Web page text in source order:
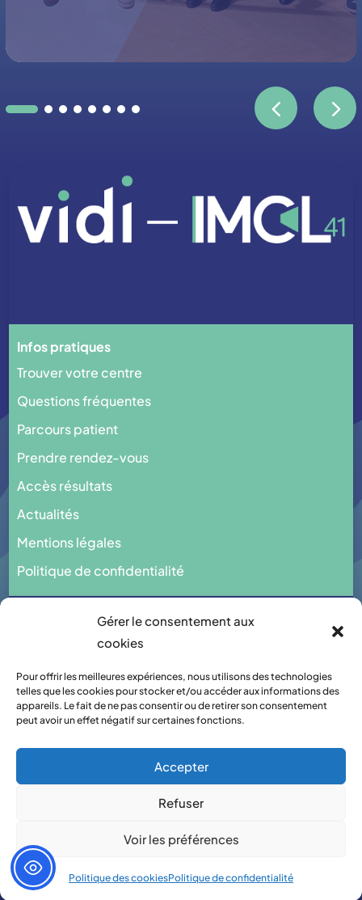
Gérer le consentement aux
cookies
Pour offrir les meilleures expériences, nous utilisons des technologies
telles que les cookies pour stocker et/ou accéder aux informations des
appareils. Le fait de ne pas consentir ou de retirer son consentement
peut avoir un effet négatif sur certaines fonctions.
Accepter
Refuser
Voir les préférences
Politique des cookiesPolitique de confidentialité
Infos pratiques
Trouver votre centre
Questions fréquentes
Parcours patient
Prendre rendez-vous
Accès résultats
Actualités
Mentions légales
Politique de confidentialité
Imaginé & réalisé par
Peal MedicalbyPeal Solutions